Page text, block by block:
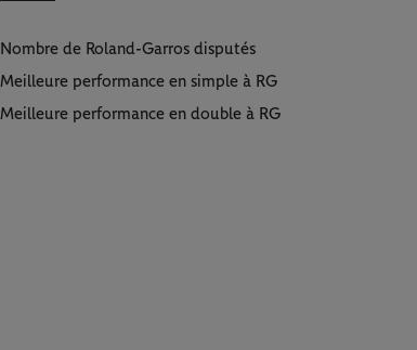
Nombre de Roland-Garros disputés
Meilleure performance en simple à RG
Meilleure performance en double à RG